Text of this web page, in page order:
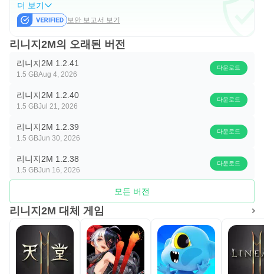
PvP는 필드 경쟁, 혈맹 충돌, 월드 단위 전투로 이어질 수 있
습니다. 사냥터에서 자리를 두고 다투거나 보스 등장 시간에
여러 혈맹이 모이는 상황은 이 게임의 대표적인 장면입니다.
이런 구조를 선호한다면 긴장감이 장점이지만, 평화로운 사
냥만 원하는 이용자라면 서버 분위기와 혈맹 선택을 신중히
보는 것이 좋습니다.
보스 레이드, 아레나 던전, PURPLE 연동
함께 제공합니다. 보스 레이드는 다른 플레이어와 함께 강한
보스를 처치하고 보상을 얻는 방식이며, 참여 인원과 전투
준비 상태에 따라 체감 난도가 달라집니다. 아레나 던전은
무작위 매칭을 통해 월드 대 월드 전투가 열리는 콘텐츠라
평소 서버 안에서 보던 경쟁보다 더 큰 규모의 싸움이 펼쳐
집니다.
PURPLE 연동은 PC에서 플레이하거나 혈맹원과 소통할
더 보기
보안 보고서 보기
리니지2M의 오래된 버전
리니지2M 1.2.41
1.5 GBAug 4, 2026
다운로드
리니지2M 1.2.40
1.5 GBJul 21, 2026
다운로드
리니지2M 1.2.39
1.5 GBJun 30, 2026
다운로드
리니지2M 1.2.38
1.5 GBJun 16, 2026
다운로드
모든 버전
리니지2M 대체 게임